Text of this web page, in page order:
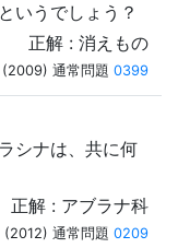
いうでしょう？
正解 : 消えもの
通常問題 0399
シナは、共に何
正解 : アブラナ科
通常問題 0209